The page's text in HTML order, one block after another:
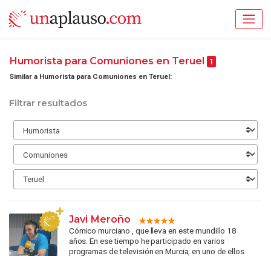
Humorista para Comuniones en Teruel 1
Similar a Humorista para Comuniones en Teruel:
Filtrar resultados
Javi Meroño
Cómico murciano , que lleva en este mundillo 18
años. En ese tiempo he participado en varios
programas de televisión en Murcia, en uno de ellos